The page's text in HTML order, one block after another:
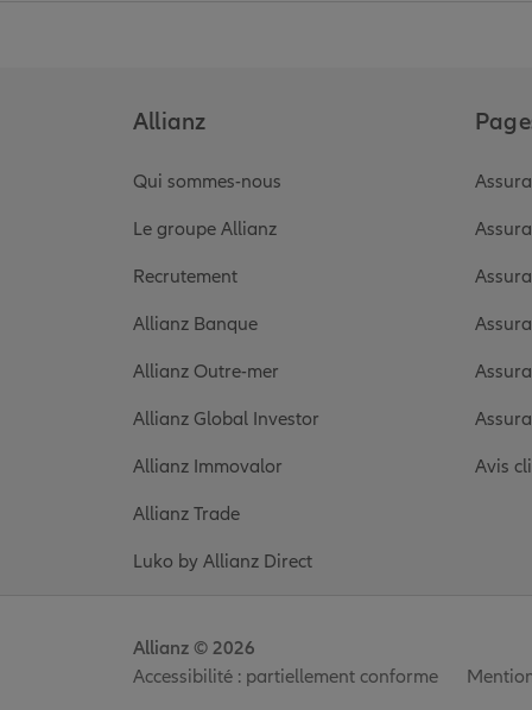
Allianz
Qui sommes-nous
Le groupe Allianz
Recrutement
Allianz Banque
Allianz Outre-mer
Allianz Global Investor
Allianz Immovalor
Allianz Trade
Luko by Allianz Direct
Avis
Accessibilité : partiellement conforme
Allianz © 2026